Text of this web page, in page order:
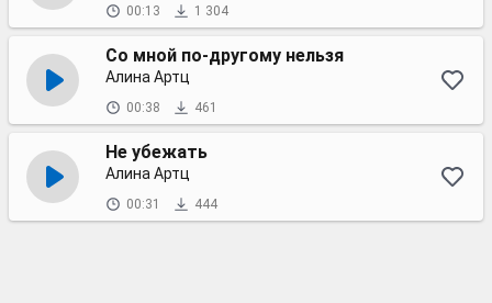
00:13 1 304
Со мной по-другому нельзя
Алина Артц
00:38 461
Не убежать
Алина Артц
00:31 444